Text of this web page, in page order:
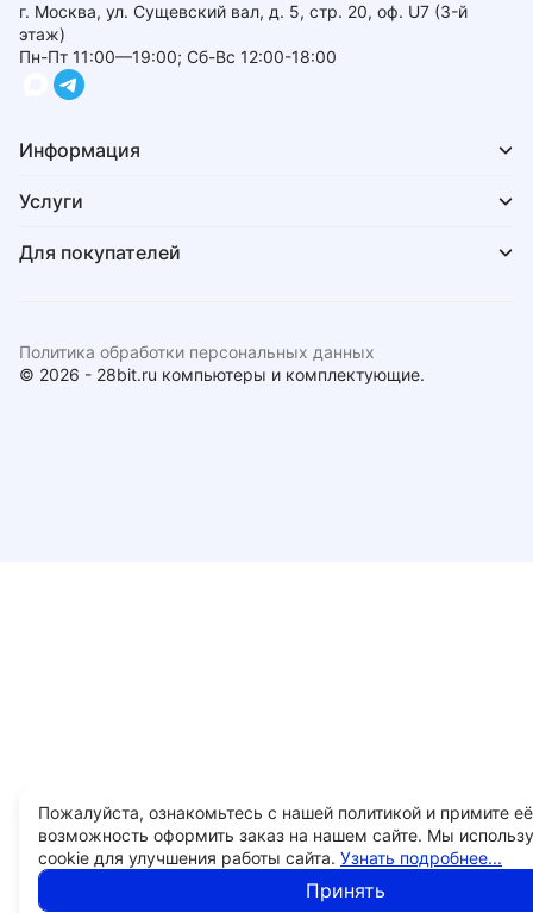
г. Москва, ул. Сущевский вал, д. 5, стр. 20, оф. U7 (3-й
этаж)
Пн-Пт 11:00—19:00; Сб-Вс 12:00-18:00
Информация
Услуги
Для покупателей
© 2026 - 28bit.ru компьютеры и комплектующие.
Политика обработки персональных данных
Пожалуйста, ознакомьтесь с нашей политикой и примите
возможность оформить заказ на нашем сайте. Мы
cookie для улучшения работы сайта. Узнать подробнее...
Принять